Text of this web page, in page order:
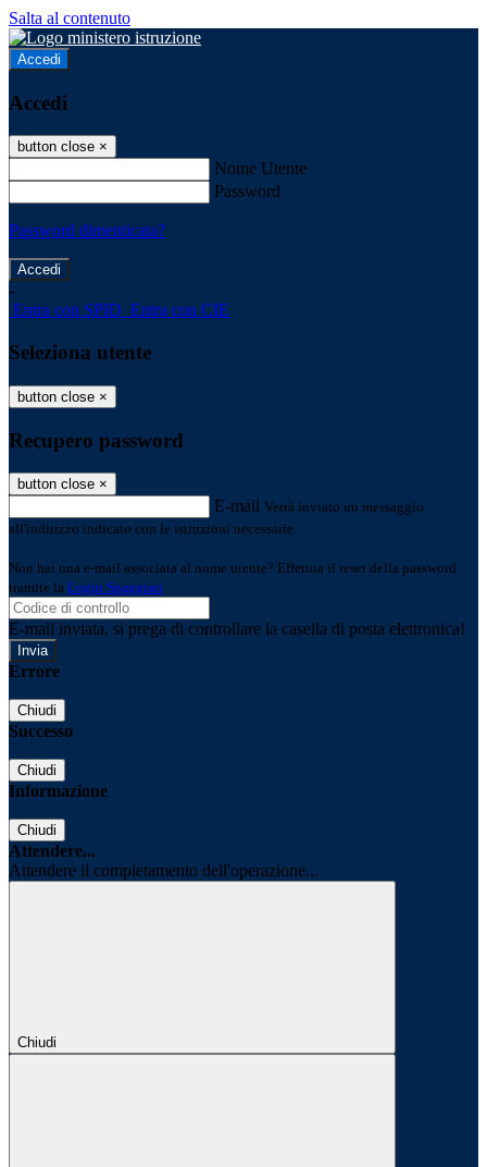
Salta al contenuto
Accedi
Accedi
button close ×
Nome Utente
Password
Password dimenticata?
-
Entra con SPID Entra con CIE
Seleziona utente
button close ×
Recupero password
button close ×
E-mail Verrà inviato un messaggio
all'indirizzo indicato con le istruzioni necessarie.
Non hai una e-mail associata al nome utente? Effettua il reset della password
tramite la Login Spaggiari
E-mail inviata, si prega di controllare la casella di posta elettronica!
Errore
Chiudi
Successo
Chiudi
Informazione
Chiudi
Attendere...
Attendere il completamento dell'operazione...
Chiudi